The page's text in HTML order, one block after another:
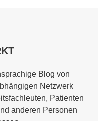
Blog von
Netzwerk
Patienten
anderen Personen